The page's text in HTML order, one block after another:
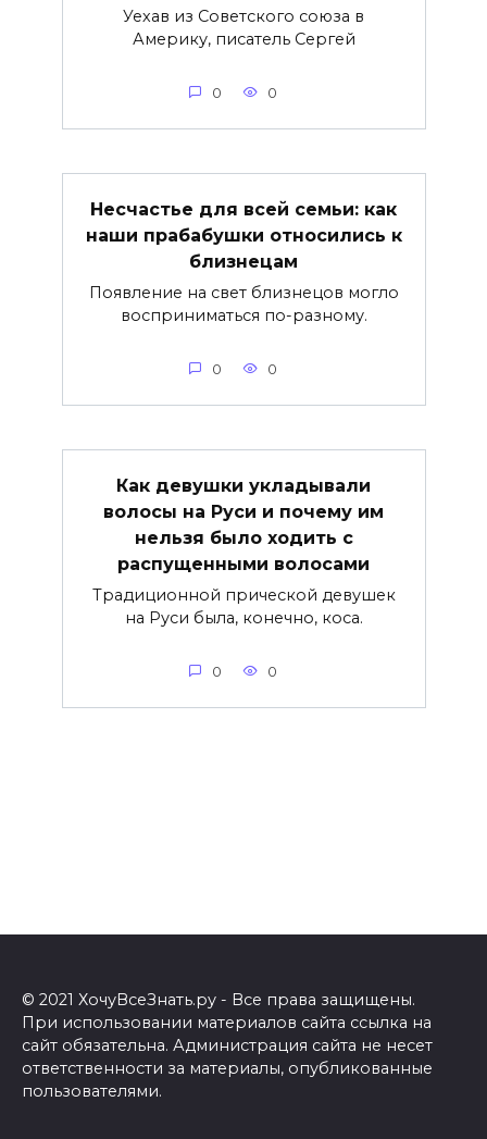
Уехав из Советского союза в
Америку, писатель Сергей
0 0
Несчастье для всей семьи: как
наши прабабушки относились к
близнецам
Появление на свет близнецов могло
восприниматься по-разному.
0 0
Как девушки укладывали
волосы на Руси и почему им
нельзя было ходить с
распущенными волосами
Традиционной прической девушек
на Руси была, конечно, коса.
0 0
© 2021 ХочуВсеЗнать.ру - Все права защищены.
При использовании материалов сайта ссылка на
сайт обязательна. Администрация сайта не несет
ответственности за материалы, опубликованные
пользователями.